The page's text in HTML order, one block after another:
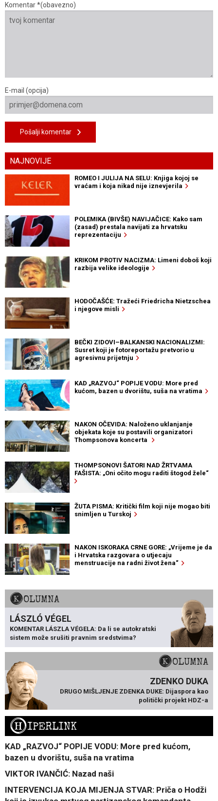
Komentar *(obavezno)
E-mail (opcija)
Pošalji komentar
NAJNOVIJE
ROMEO I JULIJA NA SELU: Knjiga kojoj se
vraćam i koja nikad nije iznevjerila
POLEMIKA (BIVŠE) NAVIJAČICE: Kako sam
(zasad) prestala navijati za hrvatsku
reprezentaciju
KRIKOM PROTIV NACIZMA: Limeni doboš koji
razbija velike ideologije
HODOČAŠĆE: Tražeći Friedricha Nietzschea
i njegove misli
BEČKI ZIDOVI–BALKANSKI NACIONALIZMI:
Susret koji je fotoreportažu pretvorio u
agresivnu prijetnju
KAD „RAZVOJ“ POPIJE VODU: More pred
kućom, bazen u dvorištu, suša na vratima
NAKON OČEVIDA: Naloženo uklanjanje
objekata koje su postavili organizatori
Thompsonova koncerta
THOMPSONOVI ŠATORI NAD ŽRTVAMA
FAŠISTA: „Oni očito mogu raditi štogod žele“
ŽUTA PISMA: Kritički film koji nije mogao biti
snimljen u Turskoj
NAKON ISKORAKA CRNE GORE: „Vrijeme je da
i Hrvatska razgovara o utjecaju
menstruacije na radni život žena“
KOLUMNA
LÁSZLÓ VÉGEL
KOMENTAR LÁSZLA VÉGELA: Da li se autokratski
sistem može srušiti pravnim sredstvima?
KOLUMNA
ZDENKO DUKA
DRUGO MIŠLJENJE ZDENKA DUKE: Dijaspora kao
politički projekt HDZ-a
HIPERLINK
KAD „RAZVOJ“ POPIJE VODU: More pred kućom,
bazen u dvorištu, suša na vratima
VIKTOR IVANČIĆ: Nazad naši
INTERVENCIJA KOJA MIJENJA STVAR: Priča o Hodži